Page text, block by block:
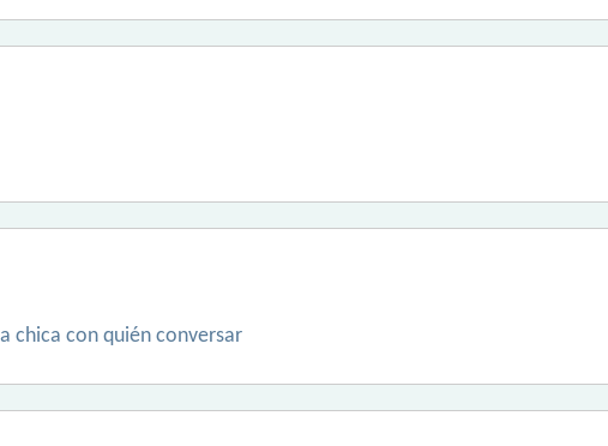
chica con quién conversar